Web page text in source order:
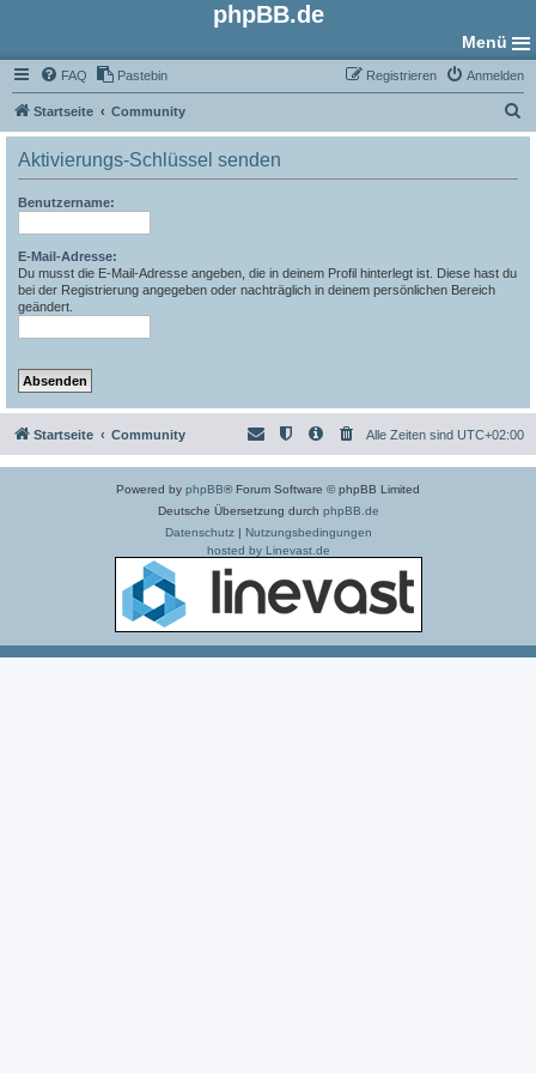
phpBB.de
Menü
FAQ Pastebin Anmelden
Registrieren
Startseite Community
u
Aktivierungs-Schlüssel senden
Benutzername:
E-Mail-Adresse:
Du musst die E-Mail-Adresse angeben, die in deinem Profil hinterlegt ist. Diese hast du
bei der Registrierung angegeben oder nachträglich in deinem persönlichen Bereich
geändert.
Startseite Community Alle Zeiten sind UTC+02:00
Powered by phpBB® Forum Software © phpBB Limited
Deutsche Übersetzung durch phpBB.de
Datenschutz| Nutzungsbedingungen
hosted by Linevast.de